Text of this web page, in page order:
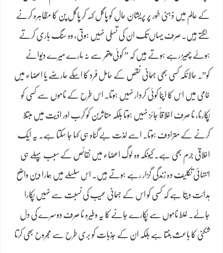
کے عالم میں ذہنی طور پر پریشان حال کو پاگل کہہ کر پاگل پن کا مظاہرہ کرنے
لگتے ہیں۔ صرف یہاں تک ان کی تسلی نہیں ہوتی، وہ سنگ باری کرتے
ہوۓ چھیڑ رہے ہوتے ہیں کہ ” کوئی پتھر سے نہ مارے میرے دیوانے
کو”۔ حالانکہ کسی بھی جسمانی نقص کے حامل فرد کا اسکے عارضے یا اعضاء میں
خامی میں اس کا اپنا کوئی کردار نہیں ہوتا۔ اس طرح کے ناموں سے کسی کو
پکارنا، نا صرف اخلاقاً جائز نہیں ہوتا بلکہ متاثرین کو کرب اور اذیت میں مبتلا
کرنے کے مترادف ہوتا۔ اسے لذت بے گناہ ہی کہا جا سکتا ہے۔ یہ ایک
اخلاقی جرم بھی ہے۔ کیونکہ وہ لوگ اعضاء میں نقائص کے سبب پہلے ہی
انتہائی تکلیف دہ زندگی گزار رہے ہوتے ہیں۔ اس سلسلے میں ہمارا دین واضح
ہدائت دیتا ہے کہ کسی کو اس کے جسمانی عیب کی نسبت سے نہیں پکارا
جاۓ۔ غلط ناموں سے پکارے جانے کا یہ وطیرہ نا صرف دوسرے کی دل
شکنی کا باعث بنتا ہے بلکہ ان کے جذبات کو بری طرح سے مجروح بھی کرتا